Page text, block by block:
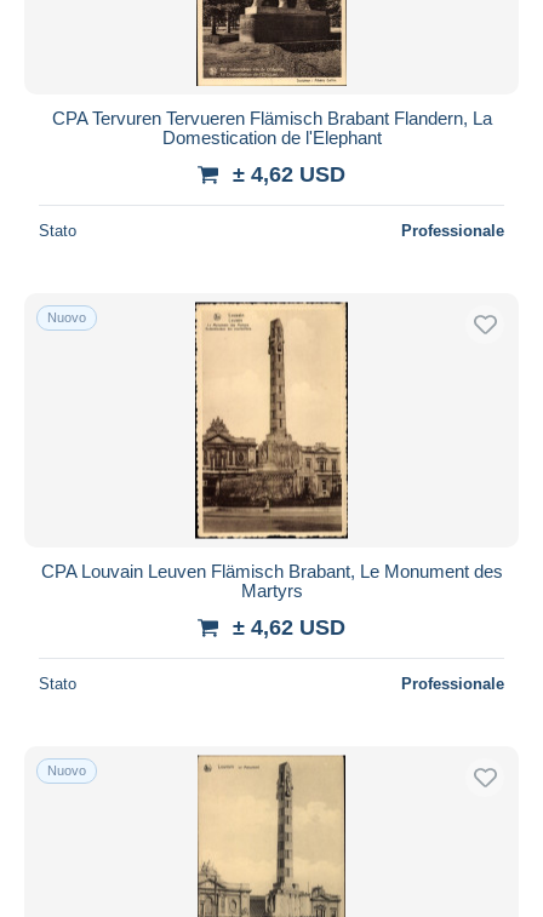
CPA Tervuren Tervueren Flämisch Brabant Flandern, La
Domestication de l'Elephant
± 4,62 USD
Stato Professionale
Nuovo
CPA Louvain Leuven Flämisch Brabant, Le Monument des
Martyrs
± 4,62 USD
Stato Professionale
Nuovo